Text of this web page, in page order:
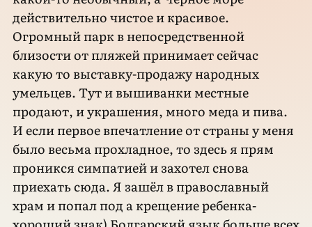
действительно чистое и красивое.
Огромный парк в непосредственной
близости от пляжей принимает сейчас
какую то выставку-продажу народных
умельцев. Тут и вышиванки местные
продают, и украшения, много меда и пива.
И если первое впечатление от страны у меня
было весьма прохладное, то здесь я прям
проникся симпатией и захотел снова
приехать сюда. Я зашёл в православный
храм и попал под а крещение ребенка-